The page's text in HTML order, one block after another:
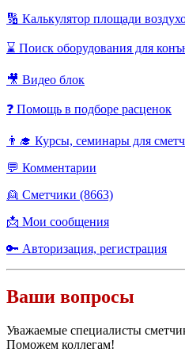
🔢 Калькулятор площади
⌛ Поиск оборудования для
🎥 Видео блок
❓ Помощь в подборе расценок
👨‍🎓 Курсы, семинары для
💬 Комментарии
👱 Сметчики (8663)
📩 Мои сообщения
🔑 Авторизация, регистрация
Ваши вопросы
Уважаемые специалисты
Поможем коллегам!